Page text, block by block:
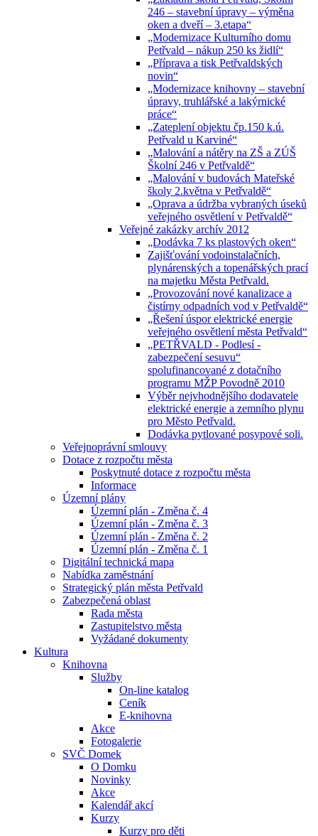
246 – stavební úpravy – výměna
oken a dveří – 3.etapa“
„Modernizace Kulturního domu
Petřvald – nákup 250 ks židlí“
„Příprava a tisk Petřvaldských
novin“
„Modernizace knihovny – stavební
úpravy, truhlářské a lakýrnické
práce“
„Zateplení objektu čp.150 k.ú.
Petřvald u Karviné“
„Malování a nátěry na ZŠ a ZÚŠ
Školní 246 v Petřvaldě“
„Malování v budovách Mateřské
školy 2.května v Petřvaldě“
„Oprava a údržba vybraných úseků
veřejného osvětlení v Petřvaldě“
Veřejné zakázky archív 2012
„Dodávka 7 ks plastových oken“
Zajišťování vodoinstalačních,
plynárenských a topenářských prací
na majetku Města Petřvald.
„Provozování nové kanalizace a
čistírny odpadních vod v Petřvaldě“
„Řešení úspor elektrické energie
veřejného osvětlení města Petřvald“
„PETŘVALD - Podlesí -
zabezpečení sesuvu“
spolufinancované z dotačního
programu MŽP Povodně 2010
Výběr nejvhodnějšího dodavatele
elektrické energie a zemního plynu
pro Město Petřvald.
Dodávka pytlované posypové soli.
Veřejnoprávní smlouvy
Dotace z rozpočtu města
Poskytnuté dotace z rozpočtu města
Informace
Územní plány
Územní plán - Změna č. 4
Územní plán - Změna č. 3
Územní plán - Změna č. 2
Územní plán - Změna č. 1
Digitální technická mapa
Nabídka zaměstnání
Strategický plán města Petřvald
Zabezpečená oblast
Rada města
Zastupitelstvo města
Vyžádané dokumenty
Kultura
Knihovna
Služby
On-line katalog
Ceník
E-knihovna
Akce
Fotogalerie
SVČ Domek
O Domku
Novinky
Akce
Kalendář akcí
Kurzy
Kurzy pro děti